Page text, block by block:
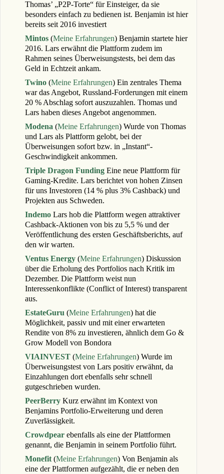
Thomas’ „P2P-Torte“ für Einsteiger, da sie
besonders einfach zu bedienen ist. Benjamin ist hier
bereits seit 2016 investiert
Mintos (Meine Erfahrungen) Benjamin startete hier
2016. Lars erwähnt die Plattform zudem im
Rahmen seines Überweisungstests, bei dem das
Geld in Echtzeit ankam.
Twino (Meine Erfahrungen) Ein zentrales Thema
war das Angebot, Russland-Forderungen mit einem
20 % Abschlag sofort auszuzahlen. Thomas und
Lars haben dieses Angebot angenommen.
Modena (Meine Erfahrungen) Wurde von Thomas
und Lars als Plattform gelobt, bei der
Überweisungen sofort bzw. in „Instant“-
Geschwindigkeit ankommen.
Triple Dragon Funding Eine neue Plattform für
Gaming-Kredite. Lars berichtet von hohen Zinsen
für uns Investoren (14 % plus 3% Cashback) und
Projekten aus Schweden.
Indemo Lars hob die Plattform wegen attraktiver
Cashback-Aktionen von bis zu 5,5 % und der
Veröffentlichung des ersten Geschäftsberichts, auf
den wir warten.
Ventus Energy (Meine Erfahrungen) Diskussion
über die Erholung des Portfolios nach Kritik im
Dezember. Die Plattform weist nun
Interessenkonflikte (Conflict of Interest) transparent
aus.
EstateGuru (Meine Erfahrungen) hat die
Möglichkeit, passiv und mit einer erwarteten
Rendite von 8% zu investieren, ähnlich dem Go &
Grow Modell von Bondora
VIAINVEST (Meine Erfahrungen) Wurde im
Überweisungstest von Lars positiv erwähnt, da
Einzahlungen dort ebenfalls sehr schnell
gutgeschrieben wurden.
PeerBerry Kurz erwähnt im Kontext von
Benjamins Portfolio-Erweiterung und deren
Zuverlässigkeit.
Crowdpear ebenfalls als eine der Plattformen
genannt, die Benjamin in seinem Portfolio führt.
Monefit (Meine Erfahrungen) Von Benjamin als
eine der Plattformen aufgezählt, die er neben den